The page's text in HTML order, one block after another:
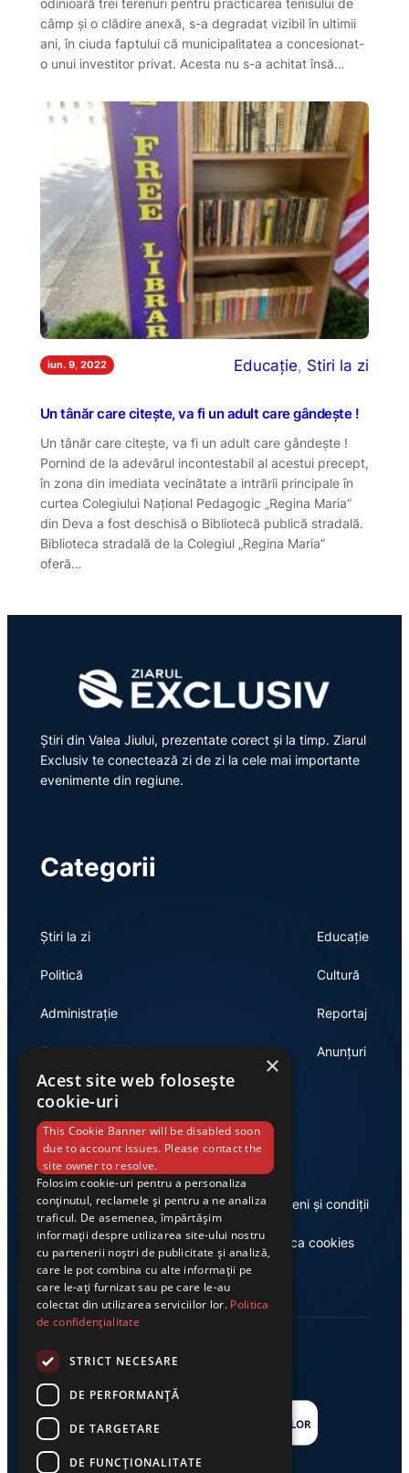
câmp și o clădire anexă, s-a degradat vizibil în ultimii
ani, în ciuda faptului că municipalitatea a concesionat-
o unui investitor privat. Acesta nu s-a achitat însă…
iun. 9, 2022 Educație, Stiri la zi
Un tânăr care citește, va fi un adult care gândește !
Un tânăr care citește, va fi un adult care gândește !
Pornind de la adevărul incontestabil al acestui precept,
în zona din imediata vecinătate a intrării principale în
curtea Colegiului Național Pedagogic „Regina Maria”
din Deva a fost deschisă o Bibliotecă publică stradală.
Biblioteca stradală de la Colegiul „Regina Maria”
oferă…
Știri din Valea Jiului, prezentate corect și la timp. Ziarul
Exclusiv te conectează zi de zi la cele mai importante
evenimente din regiune.
Categorii
Știri la zi
Politică
Administrație
Economie
Educație
Cultură
Reportaj
Anunțuri
Link-uri utile
Despre noi
Casa de editură Exclusiv
Termeni și condiții
Politica cookies
×
Acest site web folosește
cookie-uri
This Cookie Banner will be disabled soon
due to account issues. Please contact the
site owner to resolve.
Folosim cookie-uri pentru a personaliza
conținutul, reclamele și pentru a ne analiza
traficul. De asemenea, împărtășim
informații despre utilizarea site-ului nostru
cu partenerii noștri de publicitate și analiză,
care le pot combina cu alte informații pe
care le-ați furnizat sau pe care le-au
colectat din utilizarea serviciilor lor. Politica
de confidențialitate
STRICT NECESARE
DE PERFORMANȚĂ
DE TARGETARE
DE FUNCŢIONALITATE